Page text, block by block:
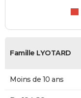
Famille LYOTARD
Moins de 10 ans